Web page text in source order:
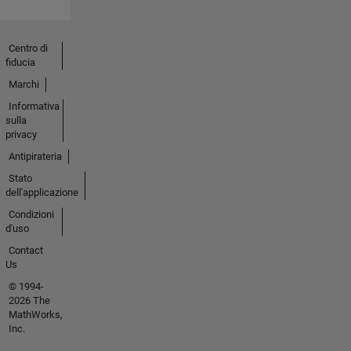
Centro di
fiducia
Marchi
Informativa
sulla
privacy
Antipirateria
Stato
dell'applicazione
Condizioni
d'uso
Contact
Us
© 1994-
2026 The
MathWorks,
Inc.